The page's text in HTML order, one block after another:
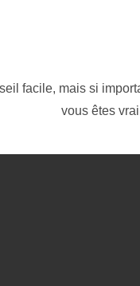
facile, mais si
vous êtes